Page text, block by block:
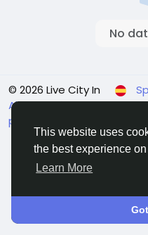
This website uses
the best experience
Learn More
No
© 2026 Live City In
About Términos
policy
Directorio